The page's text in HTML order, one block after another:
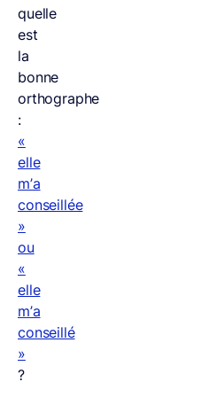
quelle
est
la
bonne
orthographe
:
«
elle
m’a
conseillée
»
ou
«
elle
m’a
conseillé
»
?